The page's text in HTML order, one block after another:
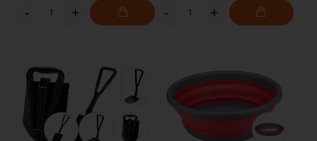
- + - +